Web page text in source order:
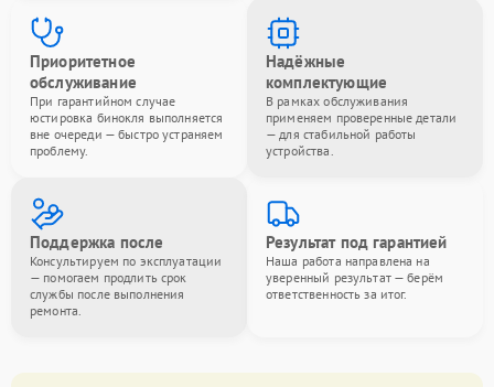
Приоритетное
обслуживание
При гарантийном случае
юстировка бинокля выполняется
вне очереди — быстро устраняем
проблему.
Надёжные
комплектующие
В рамках обслуживания
применяем проверенные детали
— для стабильной работы
устройства.
Поддержка после
Консультируем по эксплуатации
— помогаем продлить срок
службы после выполнения
ремонта.
Результат под гарантией
Наша работа направлена на
уверенный результат — берём
ответственность за итог.